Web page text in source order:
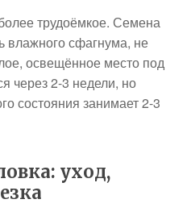
трудоёмкое. Семена
влажного сфагнума, не
освещённое место под
через 2-3 недели, но
состояния занимает 2-3
уход,